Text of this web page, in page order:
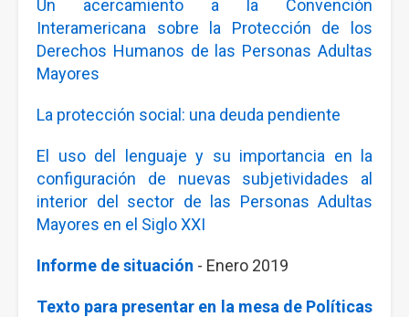
Un acercamiento a la Convención
Interamericana sobre la Protección de los
Derechos Humanos de las Personas Adultas
Mayores
La protección social: una deuda pendiente
El uso del lenguaje y su importancia en la
configuración de nuevas subjetividades al
interior del sector de las Personas Adultas
Mayores en el Siglo XXI
Informe de situación - Enero 2019
Texto para presentar en la mesa de Políticas